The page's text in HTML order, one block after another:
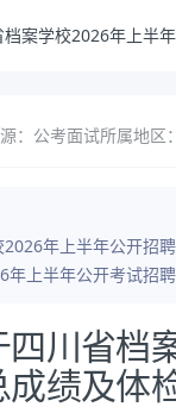
案学校2026年上半
：公考面试所属地区
年上半年公开招
上半年公开考试招
川省档
绩及体